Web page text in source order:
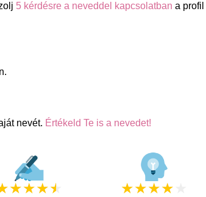
5 kérdésre a neveddel kapcsolatban a profil
nevét. Értékeld Te is a nevedet!
★★★★ ★★★★